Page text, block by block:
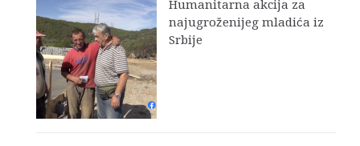
Humanitarna akcija za
najugroženijeg mladića iz
Srbije